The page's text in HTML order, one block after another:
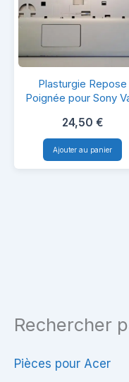
Rechercher
Pièces pour Acer
Repose
Poignée
pour
Sony
Plasturgie Repose
Poignée pour Sony
24,50 €
Ajouter au panier